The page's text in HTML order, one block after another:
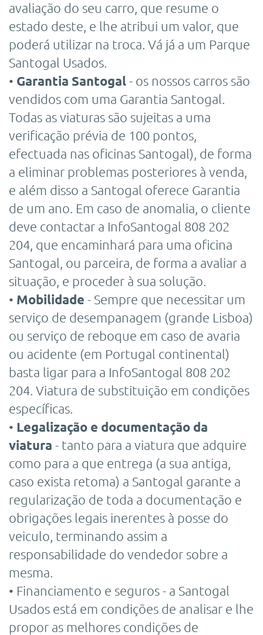
avaliação do seu carro, que resume o
estado deste, e lhe atribui um valor, que
poderá utilizar na troca. Vá já a um Parque
Santogal Usados.
• Garantia Santogal - os nossos carros são
vendidos com uma Garantia Santogal.
Todas as viaturas são sujeitas a uma
verificação prévia de 100 pontos,
efectuada nas oficinas Santogal), de forma
a eliminar problemas posteriores à venda,
e além disso a Santogal oferece Garantia
de um ano. Em caso de anomalia, o cliente
deve contactar a InfoSantogal 808 202
204, que encaminhará para uma oficina
Santogal, ou parceira, de forma a avaliar a
situação, e proceder à sua solução.
• Mobilidade - Sempre que necessitar um
serviço de desempanagem (grande Lisboa)
ou serviço de reboque em caso de avaria
ou acidente (em Portugal continental)
basta ligar para a InfoSantogal 808 202
204. Viatura de substituição em condições
específicas.
• Legalização e documentação da
viatura - tanto para a viatura que adquire
como para a que entrega (a sua antiga,
caso exista retoma) a Santogal garante a
regularização de toda a documentação e
obrigações legais inerentes à posse do
veiculo, terminando assim a
responsabilidade do vendedor sobre a
mesma.
• Financiamento e seguros - a Santogal
Usados está em condições de analisar e lhe
propor as melhores condições de